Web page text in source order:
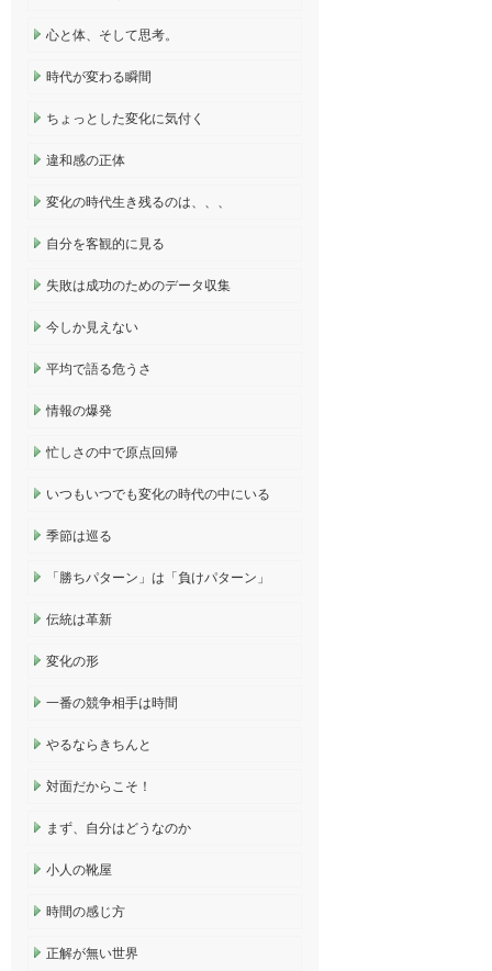
心と体、そして思考。
時代が変わる瞬間
ちょっとした変化に気付く
違和感の正体
変化の時代生き残るのは、、、
自分を客観的に見る
失敗は成功のためのデータ収集
今しか見えない
平均で語る危うさ
情報の爆発
忙しさの中で原点回帰
いつもいつでも変化の時代の中にいる
季節は巡る
「勝ちパターン」は「負けパターン」
伝統は革新
変化の形
一番の競争相手は時間
やるならきちんと
対面だからこそ！
まず、自分はどうなのか
小人の靴屋
時間の感じ方
正解が無い世界